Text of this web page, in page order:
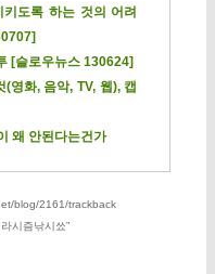
도록 하는 것의 어려
[슬로우뉴스 130624]
영화, 음악, TV, 웹), 캡
왜 안된다는건가
blog/2161/trackback
시즘낚시쑈”